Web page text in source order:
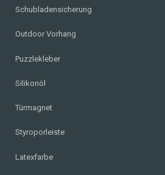
Schubladensicherung
Outdoor Vorhang
Puzzlekleber
Silikonöl
Türmagnet
Styroporleiste
Latexfarbe